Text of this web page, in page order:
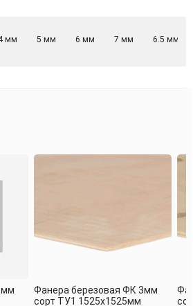
мм 5 мм 6 мм 7 мм 6.5 мм
Фанера березовая ФК 3мм
сорт TУ1 1525х1525мм